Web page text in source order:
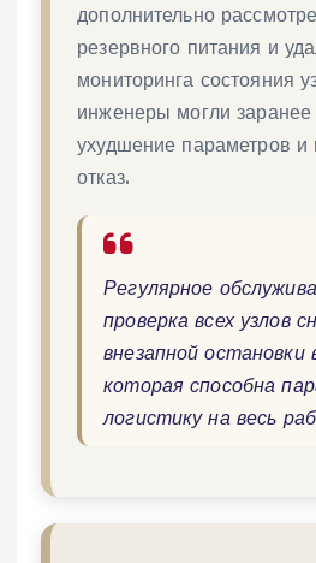
дополнительно
резервного питания и
мониторинга состояния
инженеры могли заранее
ухудшение параметров и
отказ.
Регулярное
проверка всех узлов
внезапной остановки
которая способна
логистику на весь